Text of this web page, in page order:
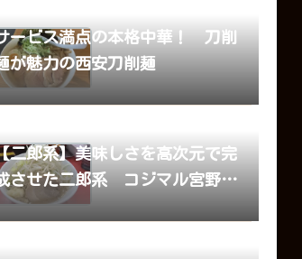
ービス満点の本格中華！ 刀削
が魅力の西安刀削麺
二郎系】美味しさを高次元で完
させた二郎系 コジマル宮野木